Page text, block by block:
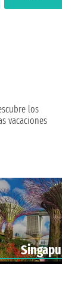
los
vacaciones
Singapur